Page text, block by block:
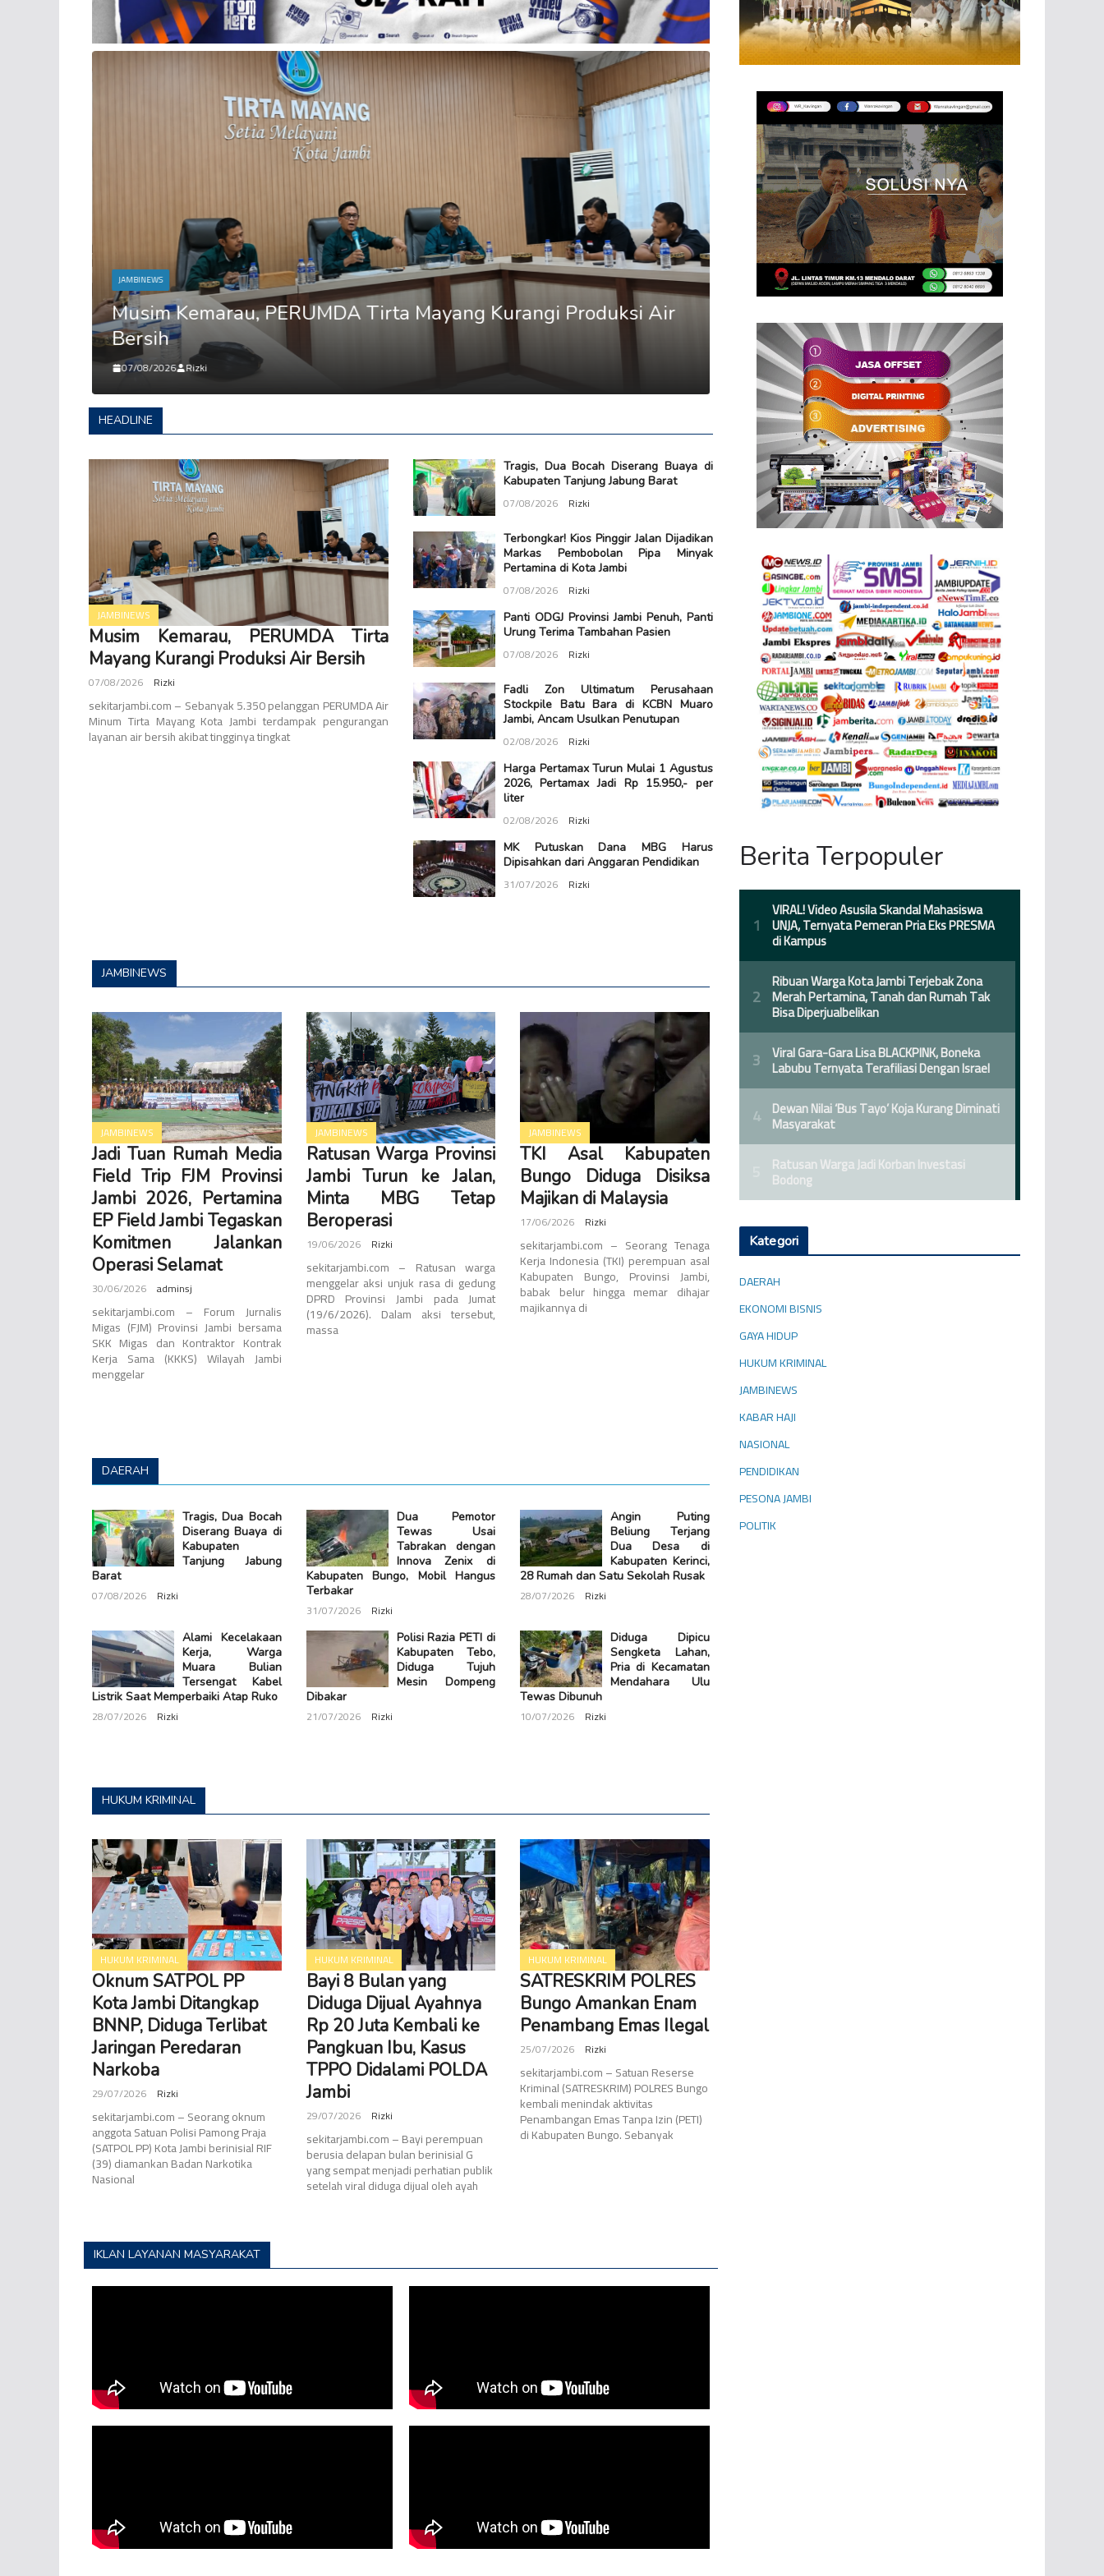
JAMBINEWS
Musim Kemarau, PERUMDA Tirta Mayang Kurangi Produksi Air
Bersih
07/08/2026 Rizki
JAMBINEWS
Bersih
07/08/2026 Rizki
HEADLINE
JAMBINEWS
Musim Kemarau, PERUMDA Tirta
Mayang Kurangi Produksi Air Bersih
07/08/2026 Rizki
sekitarjambi.com – Sebanyak 5.350 pelanggan PERUMDA Air
Minum Tirta Mayang Kota Jambi terdampak pengurangan
layanan air bersih akibat tingginya tingkat
Tragis, Dua Bocah Diserang Buaya di
Kabupaten Tanjung Jabung Barat
07/08/2026 Rizki
Terbongkar! Kios Pinggir Jalan Dijadikan
Markas Pembobolan Pipa Minyak
Pertamina di Kota Jambi
07/08/2026 Rizki
Panti ODGJ Provinsi Jambi Penuh, Panti
Urung Terima Tambahan Pasien
07/08/2026 Rizki
Fadli Zon Ultimatum Perusahaan
Stockpile Batu Bara di KCBN Muaro
Jambi, Ancam Usulkan Penutupan
02/08/2026 Rizki
Harga Pertamax Turun Mulai 1 Agustus
2026, Pertamax Jadi Rp 15.950,- per
liter
02/08/2026 Rizki
MK Putuskan Dana MBG Harus
Dipisahkan dari Anggaran Pendidikan
31/07/2026 Rizki
JAMBINEWS
JAMBINEWS
Jadi Tuan Rumah Media
Field Trip FJM Provinsi
Jambi 2026, Pertamina
EP Field Jambi Tegaskan
Komitmen Jalankan
Operasi Selamat
30/06/2026 adminsj
sekitarjambi.com – Forum Jurnalis
Migas (FJM) Provinsi Jambi bersama
SKK Migas dan Kontraktor Kontrak
Kerja Sama (KKKS) Wilayah Jambi
menggelar
JAMBINEWS
Ratusan Warga Provinsi
Jambi Turun ke Jalan,
Minta MBG Tetap
Beroperasi
19/06/2026 Rizki
sekitarjambi.com – Ratusan warga
menggelar aksi unjuk rasa di gedung
DPRD Provinsi Jambi pada Jumat
(19/6/2026). Dalam aksi tersebut,
massa
JAMBINEWS
TKI Asal Kabupaten
Bungo Diduga Disiksa
Majikan di Malaysia
17/06/2026 Rizki
sekitarjambi.com – Seorang Tenaga
Kerja Indonesia (TKI) perempuan asal
Kabupaten Bungo, Provinsi Jambi,
babak belur hingga memar dihajar
majikannya di
DAERAH
Tragis, Dua Bocah
Diserang Buaya di
Kabupaten
Tanjung Jabung
Barat
07/08/2026 Rizki
Dua Pemotor
Tewas Usai
Tabrakan dengan
Innova Zenix di
Kabupaten Bungo, Mobil Hangus
Terbakar
31/07/2026 Rizki
Angin Puting
Beliung Terjang
Dua Desa di
Kabupaten Kerinci,
28 Rumah dan Satu Sekolah Rusak
28/07/2026 Rizki
Alami Kecelakaan
Kerja, Warga
Muara Bulian
Tersengat Kabel
Listrik Saat Memperbaiki Atap Ruko
28/07/2026 Rizki
Polisi Razia PETI di
Kabupaten Tebo,
Diduga Tujuh
Mesin Dompeng
Dibakar
21/07/2026 Rizki
Diduga Dipicu
Sengketa Lahan,
Pria di Kecamatan
Mendahara Ulu
Tewas Dibunuh
10/07/2026 Rizki
HUKUM KRIMINAL
HUKUM KRIMINAL
Oknum SATPOL PP
Kota Jambi Ditangkap
BNNP, Diduga Terlibat
Jaringan Peredaran
Narkoba
29/07/2026 Rizki
sekitarjambi.com – Seorang oknum
anggota Satuan Polisi Pamong Praja
(SATPOL PP) Kota Jambi berinisial RIF
(39) diamankan Badan Narkotika
Nasional
HUKUM KRIMINAL
Bayi 8 Bulan yang
Diduga Dijual Ayahnya
Rp 20 Juta Kembali ke
Pangkuan Ibu, Kasus
TPPO Didalami POLDA
Jambi
29/07/2026 Rizki
sekitarjambi.com – Bayi perempuan
berusia delapan bulan berinisial G
yang sempat menjadi perhatian publik
setelah viral diduga dijual oleh ayah
HUKUM KRIMINAL
SATRESKRIM POLRES
Bungo Amankan Enam
Penambang Emas Ilegal
25/07/2026 Rizki
sekitarjambi.com – Satuan Reserse
Kriminal (SATRESKRIM) POLRES Bungo
kembali menindak aktivitas
Penambangan Emas Tanpa Izin (PETI)
di Kabupaten Bungo. Sebanyak
IKLAN LAYANAN MASYARAKAT
Berita Terpopuler
Kategori
DAERAH
EKONOMI BISNIS
GAYA HIDUP
HUKUM KRIMINAL
JAMBINEWS
KABAR HAJI
NASIONAL
PENDIDIKAN
PESONA JAMBI
POLITIK